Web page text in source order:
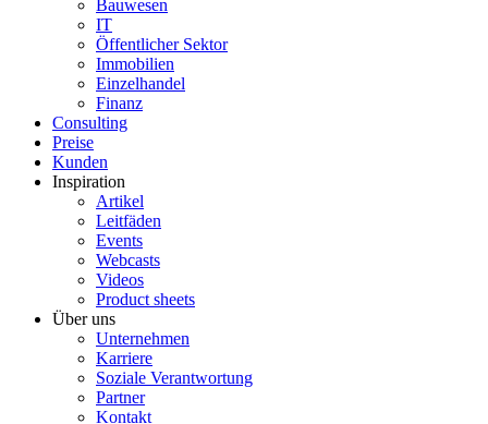
Bauwesen
IT
Öffentlicher Sektor
Immobilien
Einzelhandel
Finanz
Consulting
Preise
Kunden
Inspiration
Artikel
Leitfäden
Events
Webcasts
Videos
Product sheets
Über uns
Unternehmen
Karriere
Soziale Verantwortung
Partner
Kontakt